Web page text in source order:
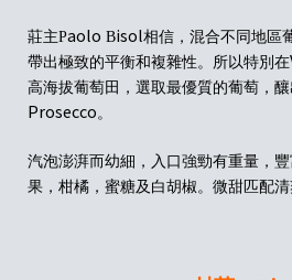
莊主Paolo Bisol相信 ， 混合不同地區
帶出極致的平衡和複雜性。所以特別在
高海拔葡萄田，選取最優質的葡萄，
Prosecco。
汽泡澎湃而幼細， 入口強勁有重量，
果 ， 柑橘 ， 蜜糖及白胡椒。 微甜匹配